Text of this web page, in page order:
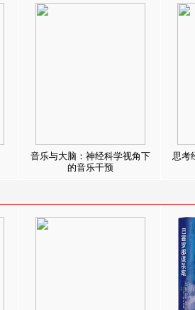
音乐与大脑：神经科学视角下
的音乐干预
思考